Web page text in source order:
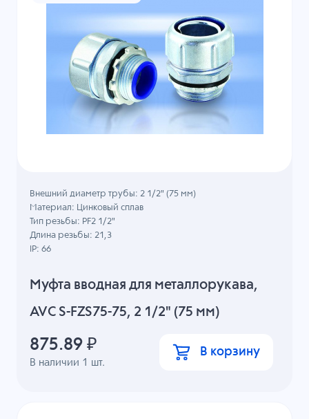
Муфта вводная для металлорукава,
AVC S-FZS75-75, 2 1/2" (75 мм)
В наличии 1 шт.
Внешний диаметр трубы: 2 1/2" (75 мм)
Материал: Цинковый сплав
Тип резьбы: PF2 1/2"
Длина резьбы: 21,3
IP: 66
875.89 ₽ В корзину